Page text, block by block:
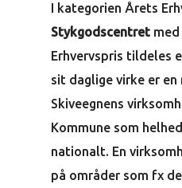
I kategorien Årets
Stykgodscentret
Erhvervspris tildeles
sit daglige virke er
Skiveegnens
Kommune som
nationalt. En
på områder som fx